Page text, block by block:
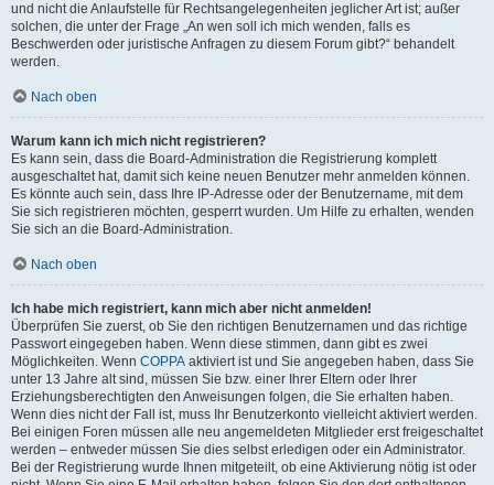
und nicht die Anlaufstelle für Rechtsangelegenheiten jeglicher Art ist; außer
solchen, die unter der Frage „An wen soll ich mich wenden, falls es
Beschwerden oder juristische Anfragen zu diesem Forum gibt?“ behandelt
werden.
Nach oben
Warum kann ich mich nicht registrieren?
Es kann sein, dass die Board-Administration die Registrierung komplett
ausgeschaltet hat, damit sich keine neuen Benutzer mehr anmelden können.
Es könnte auch sein, dass Ihre IP-Adresse oder der Benutzername, mit dem
Sie sich registrieren möchten, gesperrt wurden. Um Hilfe zu erhalten, wenden
Sie sich an die Board-Administration.
Nach oben
Ich habe mich registriert, kann mich aber nicht anmelden!
Überprüfen Sie zuerst, ob Sie den richtigen Benutzernamen und das richtige
Passwort eingegeben haben. Wenn diese stimmen, dann gibt es zwei
Möglichkeiten. Wenn COPPA aktiviert ist und Sie angegeben haben, dass Sie
unter 13 Jahre alt sind, müssen Sie bzw. einer Ihrer Eltern oder Ihrer
Erziehungsberechtigten den Anweisungen folgen, die Sie erhalten haben.
Wenn dies nicht der Fall ist, muss Ihr Benutzerkonto vielleicht aktiviert werden.
Bei einigen Foren müssen alle neu angemeldeten Mitglieder erst freigeschaltet
werden – entweder müssen Sie dies selbst erledigen oder ein Administrator.
Bei der Registrierung wurde Ihnen mitgeteilt, ob eine Aktivierung nötig ist oder